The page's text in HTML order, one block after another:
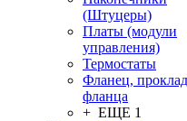
(Штуцеры)
Платы (модули
управления)
Термостаты
Фланец,
фланца
+ ЕЩЕ 1